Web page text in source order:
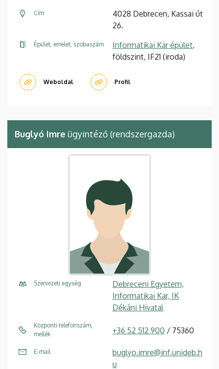
Cím
4028 Debrecen, Kassai út
26.
Épület, emelet, szobaszám Informatikai Kar épület,
földszint, IF21 (iroda)
Weboldal Profil
Buglyó Imre ügyintéző (rendszergazda)
Szervezeti egység
Debreceni Egyetem,
Informatikai Kar, IK
Dékáni Hivatal
Központi telefonszám,
mellék
+36 52 512 900 / 75360
E-mail
buglyo.imre@inf.unideb.h
u